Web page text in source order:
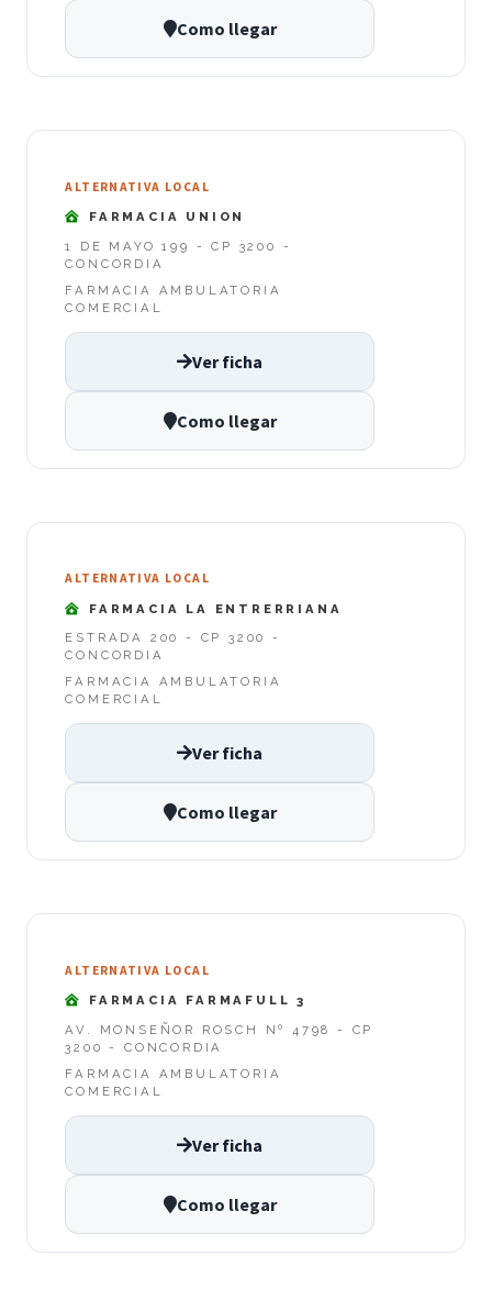
Como llegar
ALTERNATIVA LOCAL
FARMACIA UNION
1 DE MAYO 199 - CP 3200 -
CONCORDIA
FARMACIA AMBULATORIA
COMERCIAL
Ver ficha
Como llegar
ALTERNATIVA LOCAL
FARMACIA LA ENTRERRIANA
ESTRADA 200 - CP 3200 -
CONCORDIA
FARMACIA AMBULATORIA
COMERCIAL
Ver ficha
Como llegar
ALTERNATIVA LOCAL
FARMACIA FARMAFULL 3
AV. MONSEÑOR ROSCH Nº 4798 - CP
3200 - CONCORDIA
FARMACIA AMBULATORIA
COMERCIAL
Ver ficha
Como llegar